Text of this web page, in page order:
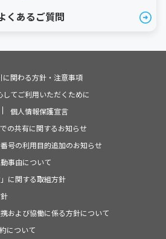
くあるご質問
に関わる方針・注意事項
してご利用いただくために
個人情報保護宣言
の共有に関するお知らせ
号の利用目的追加のお知らせ
事由について
に関する取組方針
および協働に係る方針について
について